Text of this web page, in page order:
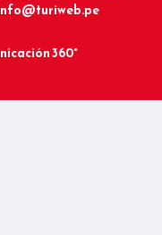
info@turiweb.pe
360°